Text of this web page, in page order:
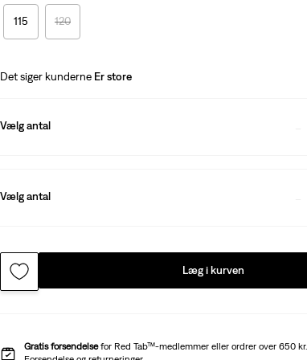
115 120
Det siger kunderne Er store
Vælg antal
Vælg antal
Læg i kurven
Gratis forsendelsefor Red Tab™-medlemmer eller ordrer over 650 kr.